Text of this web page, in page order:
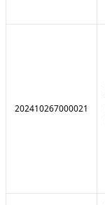
202410267000021